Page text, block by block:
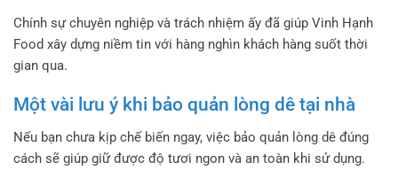
Chính sự chuyên nghiệp và trách nhiệm ấy đã giúp Vinh Hạnh
Food xây dựng niềm tin với hàng nghìn khách hàng suốt thời
gian qua.
Một vài lưu ý khi bảo quản lòng dê tại nhà
Nếu bạn chưa kịp chế biến ngay, việc bảo quản lòng dê đúng
cách sẽ giúp giữ được độ tươi ngon và an toàn khi sử dụng.